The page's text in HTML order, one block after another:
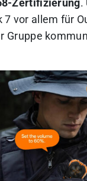
Zertifizierung.
7 vor allem für
Gruppe